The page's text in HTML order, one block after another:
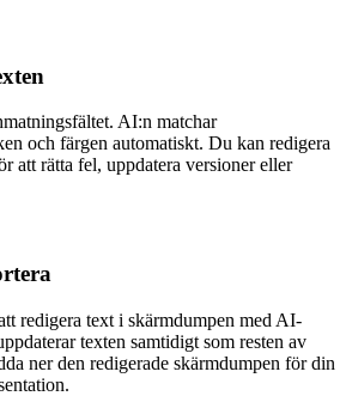
AI:n matchar
och färgen automatiskt. Du kan redigera
att rätta fel, uppdatera versioner eller
redigera text i skärmdumpen med AI-
texten samtidigt som resten av
ner den redigerade skärmdumpen för din